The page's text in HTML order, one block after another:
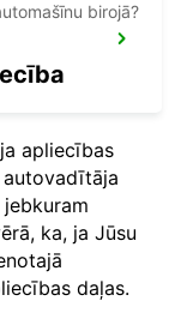
birojā?
apliecības
ka, ja Jūsu
daļas.